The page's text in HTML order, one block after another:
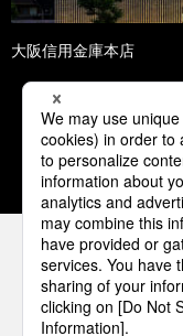
大阪信用金庫本店
1 2
パナソニッ